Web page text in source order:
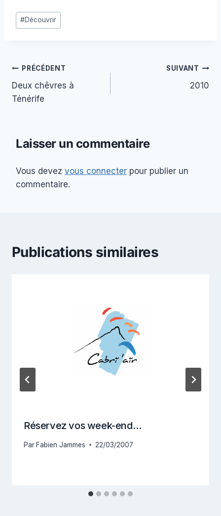
Étiquettes
de
#Découvrir
Navigation
de
PRÉCÉDENT
Deux chêvres à
Ténérife
SUIVANT
2010
Laisser un commentaire
Vous devez vous connecter pour publier un
commentaire.
Publications similaires
Réservez vos week-end…
ParFabien Jammes 22/03/2007